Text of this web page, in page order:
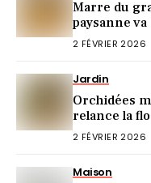
Marre du
paysanne
2 FÉVRIER 2026
Jardin
Orchidées
relance la
2 FÉVRIER 2026
Maison